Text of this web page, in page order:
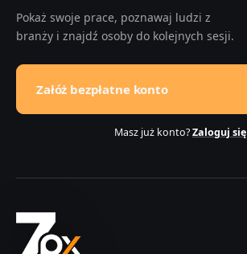
Pokaż swoje prace, poznawaj ludzi z
branży i znajdź osoby do kolejnych sesji.
Załóż bezpłatne konto
Masz już konto?Zaloguj się